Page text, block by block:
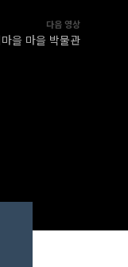
다음 영상
을 마을 박물관